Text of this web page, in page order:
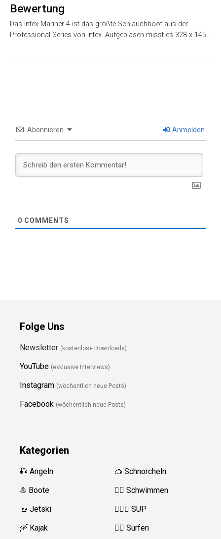
Bewertung
Das Intex Mariner 4 ist das größte Schlauchboot aus der
Professional Series von Intex. Aufgeblasen misst es 328 x 145…
Abonnieren Anmelden
0 COMMENTS
Folge Uns
Newsletter (kostenlose Downloads)
YouTube (exklusive Interviews)
Instagram (wöchentlich neue Posts)
Facebook (wöchentlich neue Posts)
Kategorien
🎣 Angeln
⛵️ Boote
🚤 Jetski
🛶 Kajak
🥽 Schnorcheln
🏊‍♂️ Schwimmen
🏄‍♀️🛶 SUP
🏄‍♂️ Surfen